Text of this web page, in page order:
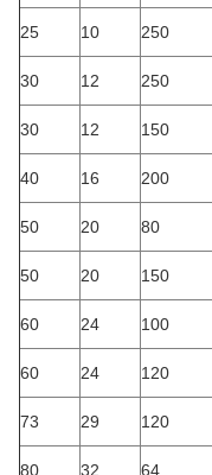
25 10 250
30 12 250
30 12 150
40 16 200
50 20 80
50 20 150
60 24 100
60 24 120
73 29 120
80 32 64